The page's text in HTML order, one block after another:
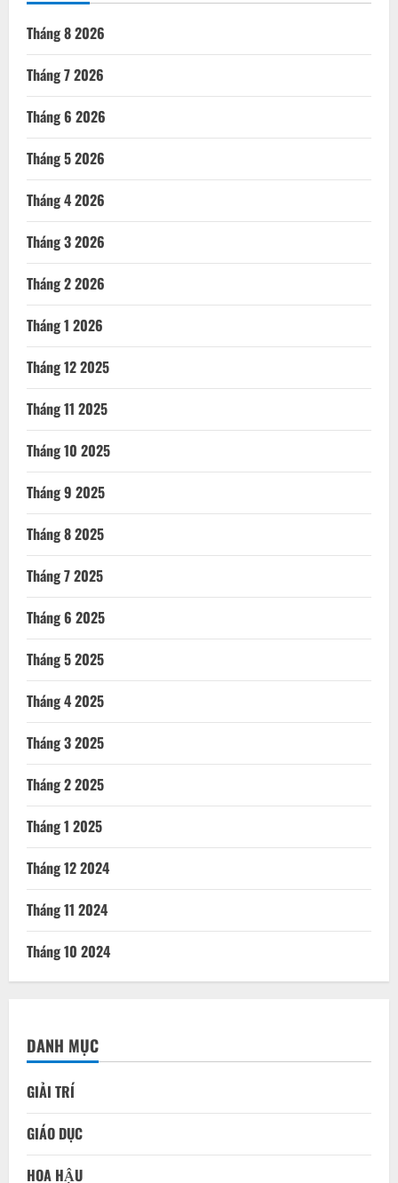
Tháng 8 2026
Tháng 7 2026
Tháng 6 2026
Tháng 5 2026
Tháng 4 2026
Tháng 3 2026
Tháng 2 2026
Tháng 1 2026
Tháng 12 2025
Tháng 11 2025
Tháng 10 2025
Tháng 9 2025
Tháng 8 2025
Tháng 7 2025
Tháng 6 2025
Tháng 5 2025
Tháng 4 2025
Tháng 3 2025
Tháng 2 2025
Tháng 1 2025
Tháng 12 2024
Tháng 11 2024
Tháng 10 2024
DANH MỤC
GIẢI TRÍ
GIÁO DỤC
HOA HẬU